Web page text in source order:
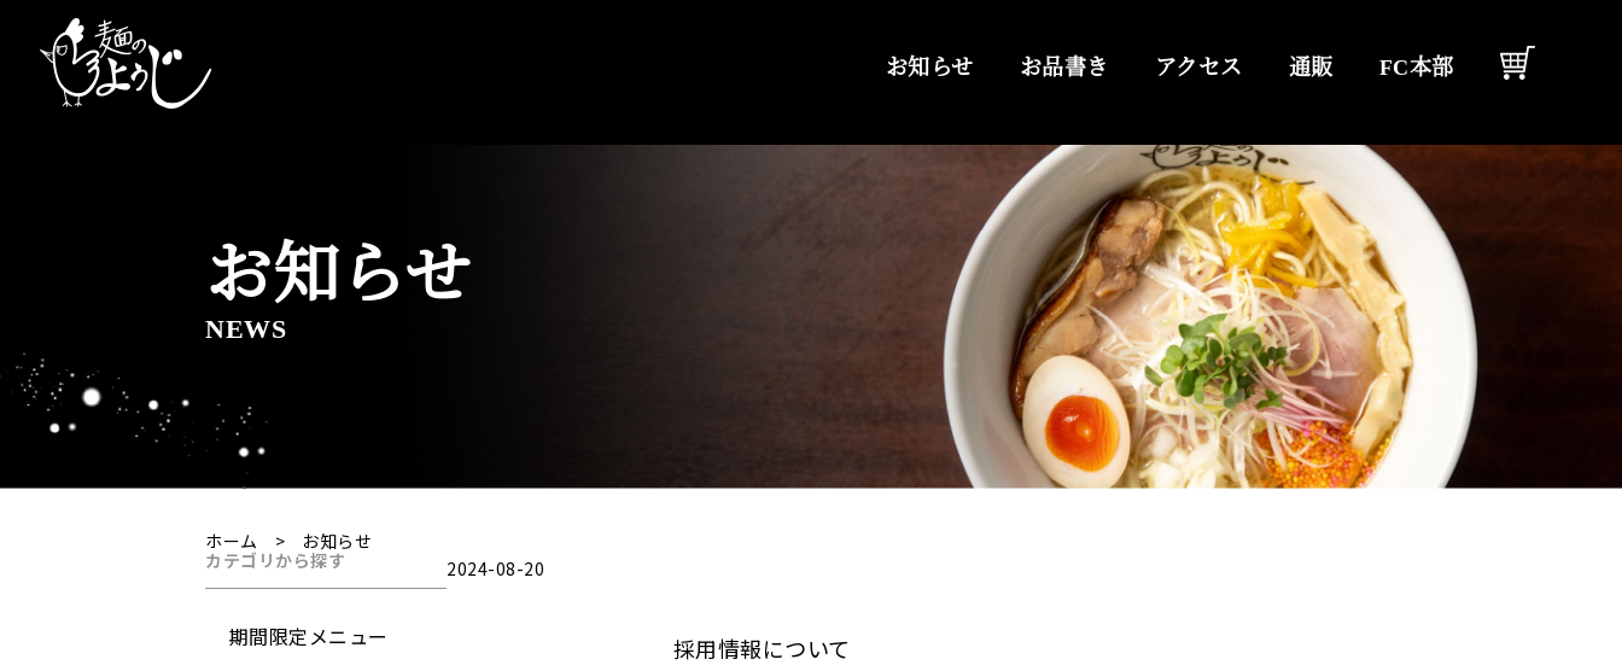
お知らせ お品書き アクセス 通販 FC本部
お知らせ
NEWS
ホーム
お知らせ
カテゴリから探す
期間限定メニュー
2024-08-20
採用情報について